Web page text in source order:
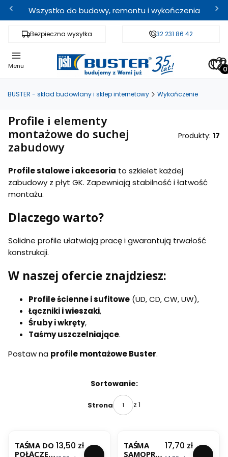
Wszystko do budowy, remontu i wykończenia
Bezpieczna wysyłka Fachowe doradztwo
32 231 86 42
Menu
BUSTER - skład budowlany i sklep internetowy Wykończenie
Profile i elementy
montażowe do suchej
zabudowy
Produkty: 17
Profile stalowe i akcesoria to szkielet każdej
zabudowy z płyt GK. Zapewniają stabilność i łatwość
montażu.
Dlaczego warto?
Solidne profile ułatwiają pracę i gwarantują trwałość
konstrukcji.
W naszej ofercie znajdziesz:
Profile ścienne i sufitowe (UD, CD, CW, UW),
Łączniki i wieszaki,
Śruby i wkręty,
Taśmy uszczelniające.
Postaw na profile montażowe Buster.
Sortowanie:
Strona z 1
TAŚMA DO
POŁĄCZEŃ
Cena
13,50 zł
TAŚMA
SAMOPRZ
Cena
17,70 zł